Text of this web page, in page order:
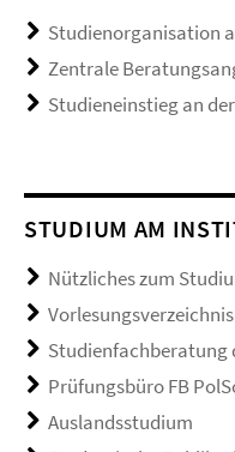
Studienorganisation
Zentrale
Studieneinstieg an
STUDIUM AM
Nützliches zum
Vorlesungsverzeichnis
Studienfachberatung
Prüfungsbüro FB
Auslandsstudium